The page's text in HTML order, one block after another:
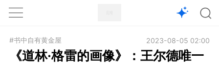
1X
#书中自有黄金屋 2023-08-05 02:00
《道林·格雷的画像》：王尔德唯一